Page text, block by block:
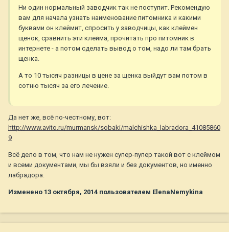
Ни один нормальный заводчик так не поступит. Рекомендую
вам для начала узнать наименование питомника и какими
буквами он клеймит, спросить у заводчицы, как клеймен
щенок, сравнить эти клейма, прочитать про питомник в
интернете - а потом сделать вывод о том, надо ли там брать
щенка.
А то 10 тысяч разницы в цене за щенка выйдут вам потом в
сотню тысяч за его лечение.
Да нет же, всё по-честному, вот:
http://www.avito.ru/murmansk/sobaki/malchishka_labradora_41085860
9
Всё дело в том, что нам не нужен супер-пупер такой вот с клеймом
и всеми документами, мы бы взяли и без документов, но именно
лабрадора.
Изменено 13 октября, 2014 пользователем ElenaNemykina